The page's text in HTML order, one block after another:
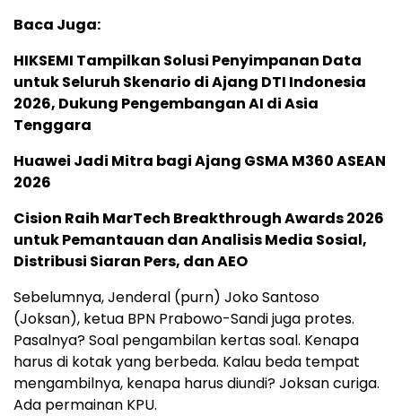
Baca Juga:
HIKSEMI Tampilkan Solusi Penyimpanan Data
untuk Seluruh Skenario di Ajang DTI Indonesia
2026, Dukung Pengembangan AI di Asia
Tenggara
Huawei Jadi Mitra bagi Ajang GSMA M360 ASEAN
2026
Cision Raih MarTech Breakthrough Awards 2026
untuk Pemantauan dan Analisis Media Sosial,
Distribusi Siaran Pers, dan AEO
Sebelumnya, Jenderal (purn) Joko Santoso
(Joksan), ketua BPN Prabowo-Sandi juga protes.
Pasalnya? Soal pengambilan kertas soal. Kenapa
harus di kotak yang berbeda. Kalau beda tempat
mengambilnya, kenapa harus diundi? Joksan curiga.
Ada permainan KPU.